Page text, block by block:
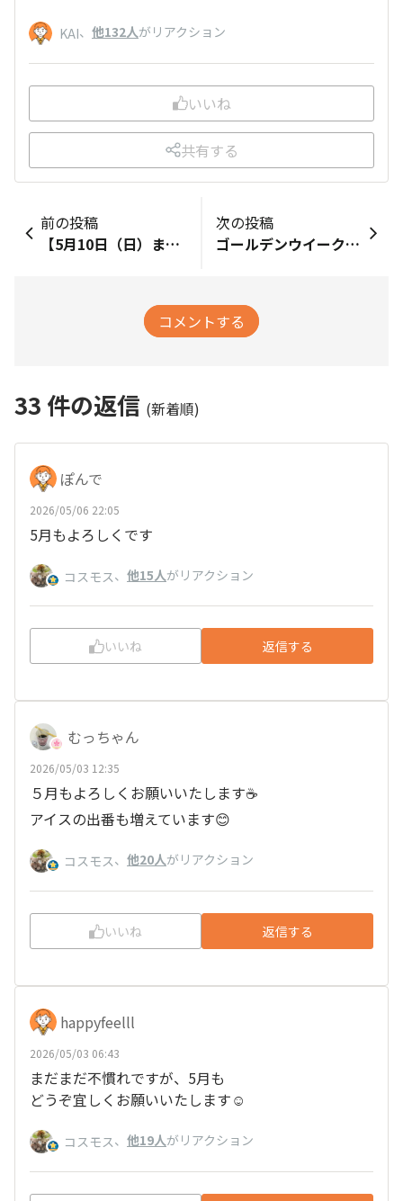
KAI、 他132人がリアクション
いいね
共有する
前の投稿
【5月10日（日）まで】「ユーハイム」さんとコラボのフォトコンテスト「春のUCC杯」開催中🎊
次の投稿
ゴールデンウイーク期間の運用に関するお知らせ📢
コメントする
33 件の返信 (新着順)
ぽんで
2026/05/06 22:05
5月もよろしくです
コスモス、 他15人がリアクション
いいね 返信する
むっちゃん
2026/05/03 12:35
５月もよろしくお願いいたします☕
アイスの出番も増えています😊
コスモス、 他20人がリアクション
いいね 返信する
happyfeelll
2026/05/03 06:43
まだまだ不慣れですが、5月も
どうぞ宜しくお願いいたします☺
コスモス、 他19人がリアクション